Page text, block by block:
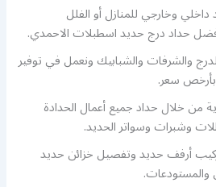
وخارجي للمنازل أو الفلل
حداد درج حديد اسطبلات الاحمدي.
والشرفات والشبابيك ونعمل في توفير
سعر.
من خلال حداد جميع أعمال الحدادة
وشبرات وسواتر الحديد.
تركيب أرفف حديد وتفصيل خزائن حديد
والمستودعات.